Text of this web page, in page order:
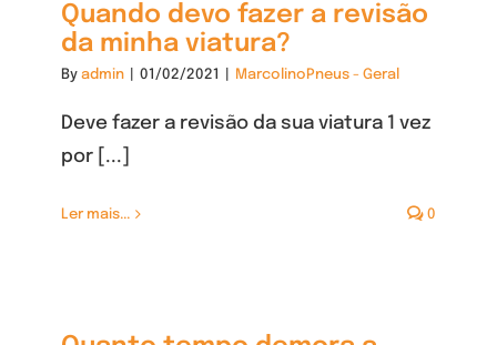
Quando devo fazer a revisão
da minha viatura?
By admin 01/02/2021 MarcolinoPneus - Geral
Deve fazer a revisão da sua viatura 1 vez
por [...]
Ler mais... 0